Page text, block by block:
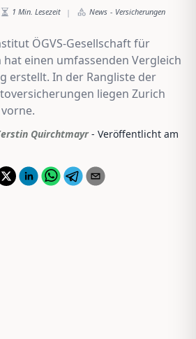
1 Min. Lesezeit | News - Versicherungen
ÖGVS-Gesellschaft für
einen umfassenden Vergleich
erstellt. In der Rangliste der
liegen Zurich
Quirchtmayr - Veröffentlicht am